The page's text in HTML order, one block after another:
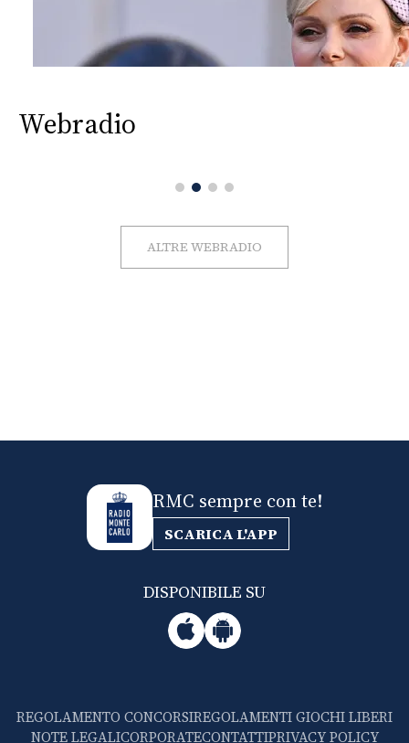
Webradio
ALTRE WEBRADIO
RMC sempre con te!
SCARICA L'APP
DISPONIBILE SU
REGOLAMENTO CONCORSIREGOLAMENTI GIOCHI LIBERI
NOTE LEGALICORPORATECONTATTIPRIVACY POLICY